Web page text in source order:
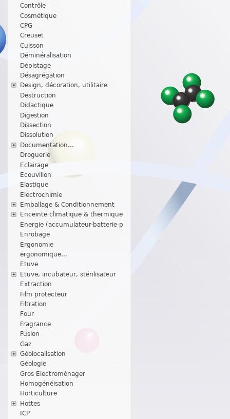
Contrôle
Cosmétique
CPG
Creuset
Cuisson
Déminéralisation
Dépistage
Désagrégation
Design, décoration, utilitaire
Destruction
Didactique
Digestion
Dissection
Dissolution
Documentation...
Droguerie
Eclairage
Ecouvillon
Elastique
Electrochimie
Emballage & Conditionnement
Enceinte climatique & thermique
Energie (accumulateur-batterie-p
Enrobage
Ergonomie
ergonomique...
Etuve
Etuve, incubateur, stérilisateur
Extraction
Film protecteur
Filtration
Four
Fragrance
Fusion
Gaz
Géolocalisation
Géologie
Gros Electroménager
Homogénéisation
Horticulture
Hottes
ICP